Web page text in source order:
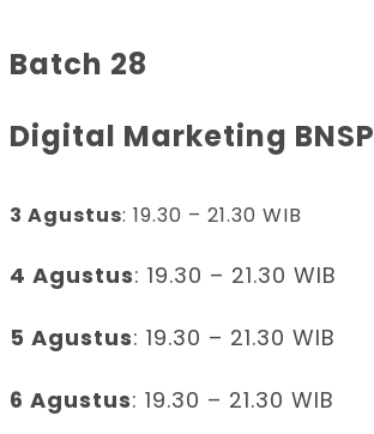
Batch 28
Digital Marketing BNSP
3 Agustus: 19.30 – 21.30 WIB
4 Agustus: 19.30 – 21.30 WIB
5 Agustus: 19.30 – 21.30 WIB
6 Agustus: 19.30 – 21.30 WIB